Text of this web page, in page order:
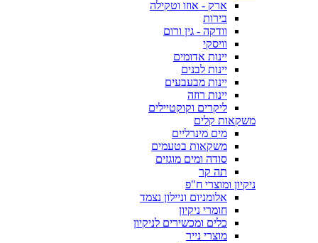
ארק - אוזו וטקילה
בירות
וודקה - גין ורום
וויסקי
יינות אדומים
יינות לבנים
יינות מבעבעים
יינות רוזה
ליקרים וקוקטיילים
משקאות קלים
מים מינרליים
משקאות בטעמים
סודה ומים מוגזים
תה קר
ניקיון ומוצרי ח"פ
אלומניום וניילון נצמד
חומרי ניקיון
כלים ומכשירים לניקיון
מוצרי נייר